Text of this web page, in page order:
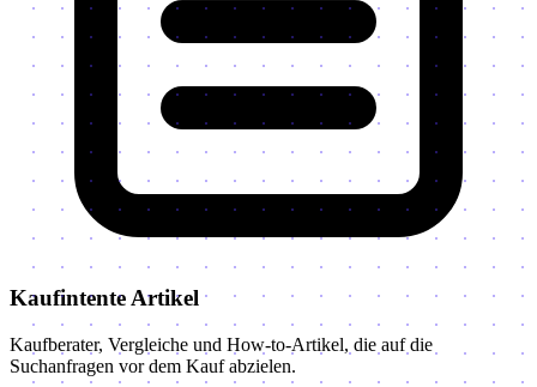
Kaufintente Artikel
Kaufberater, Vergleiche und How-to-Artikel, die auf die
Suchanfragen vor dem Kauf abzielen.